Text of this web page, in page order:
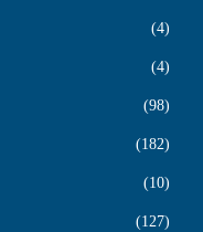
4
4
98
182
10
127